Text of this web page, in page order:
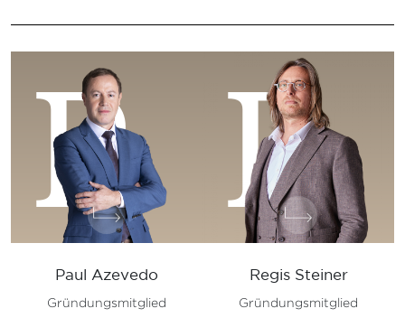
P
Paul Azevedo
Gründungsmitglied
R
Regis Steiner
Gründungsmitglied